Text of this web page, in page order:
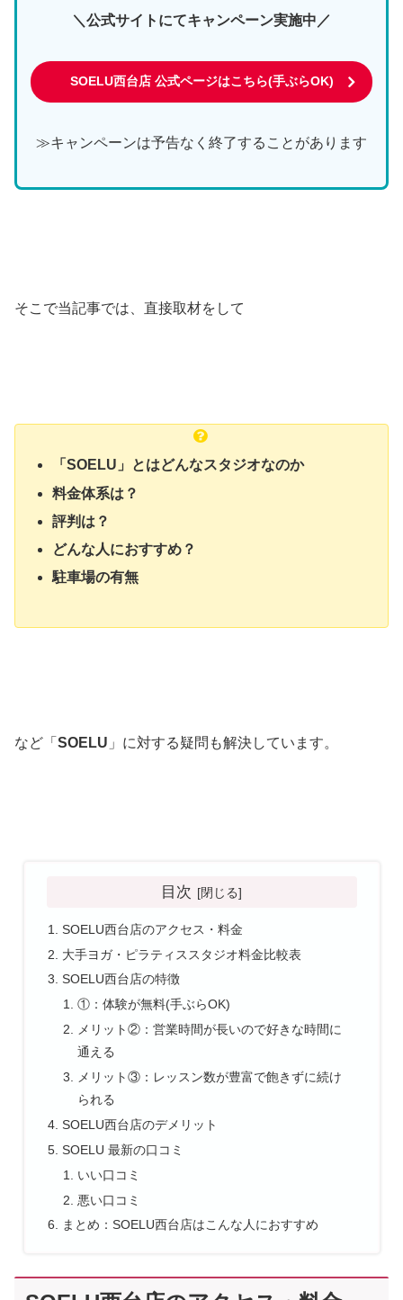
＼公式サイトにてキャンペーン実施中／
SOELU西台店 公式ページはこちら(手ぶらOK)
≫キャンペーンは予告なく終了することがあります
そこで当記事では、直接取材をして
「SOELU」とはどんなスタジオなのか
料金体系は？
評判は？
どんな人におすすめ？
駐車場の有無
など「 SOELU 」に対する疑問も解決しています。
目次
SOELU西台店のアクセス・料金
大手ヨガ・ピラティススタジオ料金比較表
SOELU西台店の特徴
①：体験が無料(手ぶらOK)
メリット②：営業時間が長いので好きな時間に
通える
メリット③：レッスン数が豊富で飽きずに続け
られる
SOELU西台店のデメリット
SOELU 最新の口コミ
いい口コミ
悪い口コミ
まとめ：SOELU西台店はこんな人におすすめ